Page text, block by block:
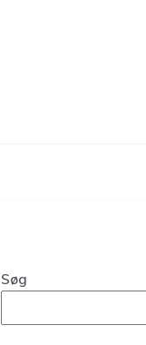
Søg